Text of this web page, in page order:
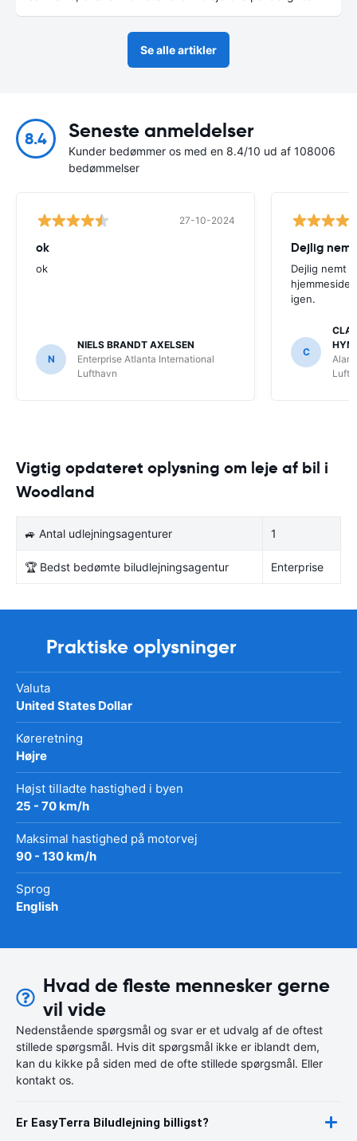
Se alle artikler
8.4 Seneste anmeldelser
Kunder bedømmer os med en 8.4/10 ud af 108006
bedømmelser
27-10-2024
ok
ok
N
NIELS BRANDT AXELSEN
Enterprise Atlanta International
Lufthavn
Dejlig
Dejlig nemt
igen.
C
Vigtig opdateret oplysning om leje af bil i
Woodland
🚙 Antal udlejningsagenturer 1
🏆 Bedst bedømte biludlejningsagentur Enterprise
Praktiske oplysninger
Valuta
United States Dollar
Køreretning
Højre
Højst tilladte hastighed i byen
25 - 70 km/h
Maksimal hastighed på motorvej
90 - 130 km/h
Sprog
English
Hvad de fleste mennesker gerne
vil vide
Nedenstående spørgsmål og svar er et udvalg af de oftest
stillede spørgsmål. Hvis dit spørgsmål ikke er iblandt dem,
kan du kikke på siden med de ofte stillede spørgsmål. Eller
kontakt os.
Er EasyTerra Biludlejning billigst?